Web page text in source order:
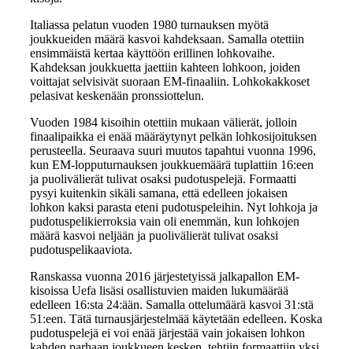
Italiassa pelatun vuoden 1980 turnauksen myötä
joukkueiden määrä kasvoi kahdeksaan. Samalla otettiin
ensimmäistä kertaa käyttöön erillinen lohkovaihe.
Kahdeksan joukkuetta jaettiin kahteen lohkoon, joiden
voittajat selvisivät suoraan EM-finaaliin. Lohkokakkoset
pelasivat keskenään pronssiottelun.
Vuoden 1984 kisoihin otettiin mukaan välierät, jolloin
finaalipaikka ei enää määräytynyt pelkän lohkosijoituksen
perusteella. Seuraava suuri muutos tapahtui vuonna 1996,
kun EM-lopputurnauksen joukkuemäärä tuplattiin 16:een
ja puolivälierät tulivat osaksi pudotuspelejä. Formaatti
pysyi kuitenkin sikäli samana, että edelleen jokaisen
lohkon kaksi parasta eteni pudotuspeleihin. Nyt lohkoja ja
pudotuspelikierroksia vain oli enemmän, kun lohkojen
määrä kasvoi neljään ja puolivälierät tulivat osaksi
pudotuspelikaaviota.
Ranskassa vuonna 2016 järjestetyissä jalkapallon EM-
kisoissa Uefa lisäsi osallistuvien maiden lukumäärää
edelleen 16:sta 24:ään. Samalla ottelumäärä kasvoi 31:stä
51:een. Tätä turnausjärjestelmää käytetään edelleen. Koska
pudotuspelejä ei voi enää järjestää vain jokaisen lohkon